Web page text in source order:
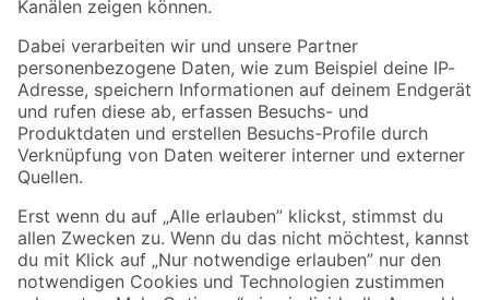
Folge uns
Zahlungsarten Versandarten
Sicher einkaufen
Jetzt die toom-App herunterladen